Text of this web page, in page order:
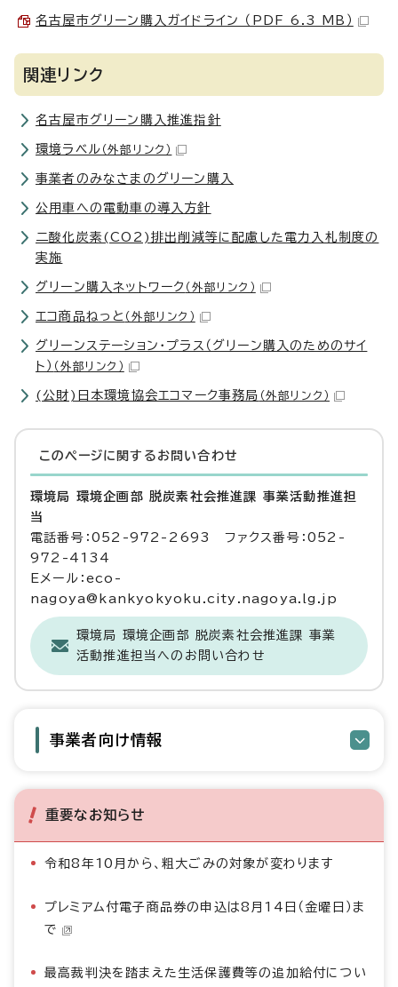
名古屋市グリーン購入ガイドライン （PDF 6.3 MB）
関連リンク
名古屋市グリーン購入推進指針
環境ラベル （外部リンク）
事業者のみなさまのグリーン購入
公用車への電動車の導入方針
二酸化炭素(CO2)排出削減等に配慮した電力入札制度の
実施
グリーン購入ネットワーク （外部リンク）
エコ商品ねっと （外部リンク）
グリーンステーション・プラス（グリーン購入のためのサイ
ト） （外部リンク）
(公財)日本環境協会エコマーク事務局 （外部リンク）
このページに関する お問い合わせ
環境局 環境企画部 脱炭素社会推進課 事業活動推進担
当
電話番号：052-972-2693 ファクス番号：052-
972-4134
Eメール：eco-
nagoya@kankyokyoku.city.nagoya.lg.jp
環境局 環境企画部 脱炭素社会推進課 事業
活動推進担当へのお問い合わせ
事業者向け情報
重要なお知らせ
令和8年10月から、粗大ごみの対象が変わります
プレミアム付電子商品券の申込は8月14日（金曜日）ま
で
最高裁判決を踏まえた生活保護費等の追加給付につい